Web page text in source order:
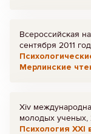
Всероссийская
сентября 2011
Мерлинские
Xiv
молодых ученых,
Психология XXI